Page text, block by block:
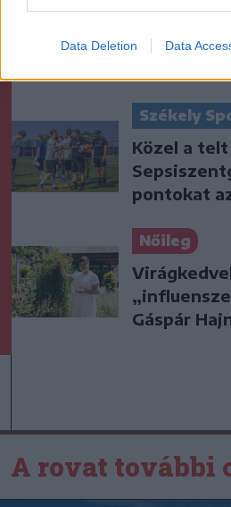
Data Deletion Data
így épül át
Székely
Közel a telt
pontokat
Nőileg
Gáspár
A rovat további